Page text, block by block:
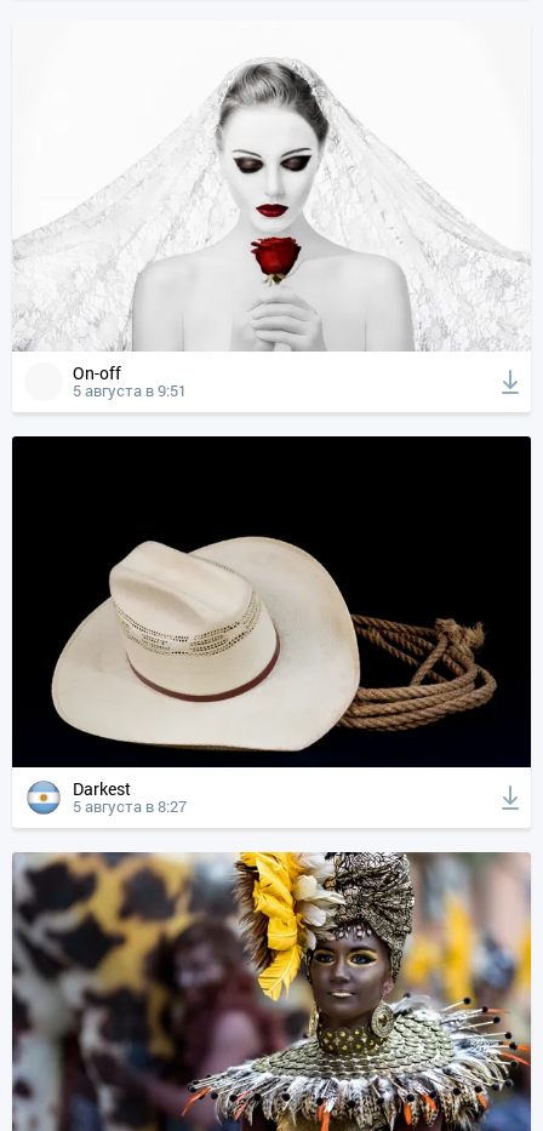
On-off
5 августа в 9:51
Darkest
5 августа в 8:27